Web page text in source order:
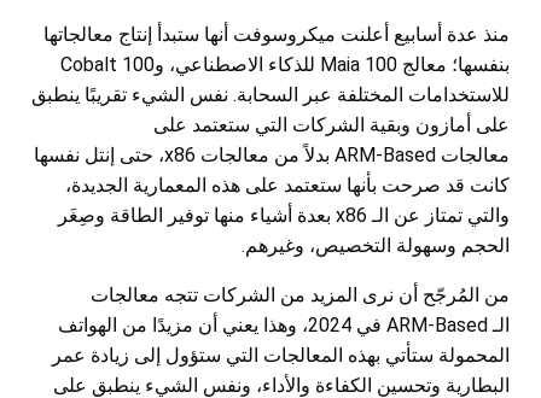
منذ عدة أسابيع أعلنت ميكروسوفت أنها ستبدأ إنتاج معالجاتها
بنفسها؛ معالج Maia 100 للذكاء الاصطناعي، وCobalt 100
للاستخدامات المختلفة عبر السحابة. نفس الشيء تقريبًا ينطبق
على أمازون وبقية الشركات التي ستعتمد على
معالجات ARM-Based بدلاً من معالجات x86، حتى إنتل نفسها
كانت قد صرحت بأنها ستعتمد على هذه المعمارية الجديدة،
والتي تمتاز عن الـ x86 بعدة أشياء منها توفير الطاقة وصِغَر
الحجم وسهولة التخصيص، وغيرهم.
من المُرجّح أن نرى المزيد من الشركات تتجه معالجات
الـ ARM-Based في 2024، وهذا يعني أن مزيدًا من الهواتف
المحمولة ستأتي بهذه المعالجات التي ستؤول إلى زيادة عمر
البطارية وتحسين الكفاءة والأداء، ونفس الشيء ينطبق على